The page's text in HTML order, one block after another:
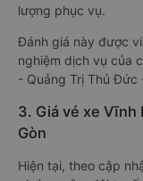
lượng phục vụ.
Đánh giá này được
nghiệm dịch vụ của
- Quảng Trị Thủ Đức
3. Giá vé xe Vĩnh
Gòn
Hiện tại, theo cập